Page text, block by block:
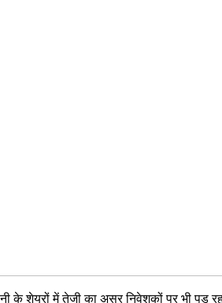
शेयरों में तेजी का असर निवेशकों पर भी पड़